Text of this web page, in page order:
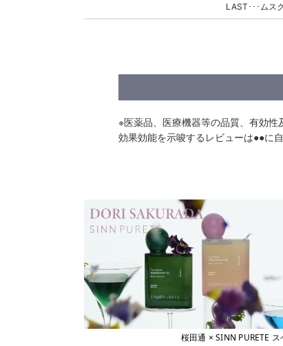
LAST･･･ムス
※医薬品、医療機器等の品質、有効
効果効能を示唆するレビューは●●に
桜田通 × SINN PURETE